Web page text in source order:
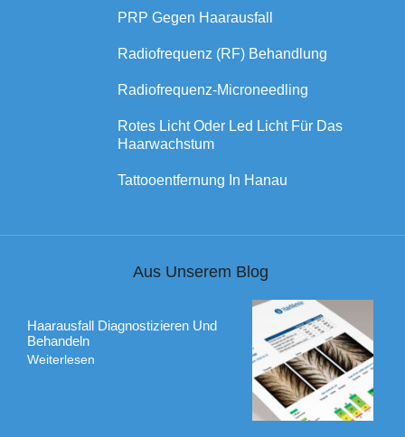
PRP Gegen Haarausfall
Radiofrequenz (RF) Behandlung
Radiofrequenz-Microneedling
Rotes Licht Oder Led Licht Für Das
Haarwachstum
Tattooentfernung In Hanau
Aus Unserem Blog
Haarausfall Diagnostizieren Und
Behandeln
Weiterlesen